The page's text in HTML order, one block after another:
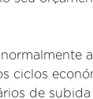
ciclos
de